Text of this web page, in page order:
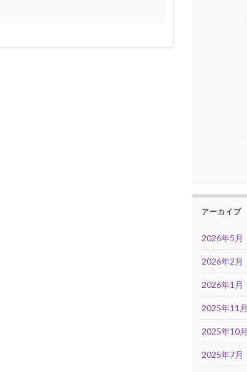
アーカイブ
2026年5月
2026年2月
2026年1月
2025年11月
2025年10月
2025年7月